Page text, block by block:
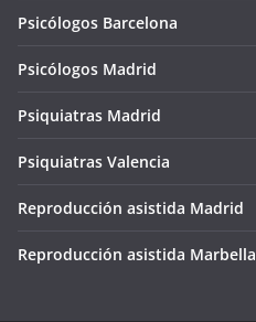
Psicólogos Barcelona
Psicólogos Madrid
Psiquiatras Madrid
Psiquiatras Valencia
Reproducción asistida Madrid
Reproducción asistida Marbella